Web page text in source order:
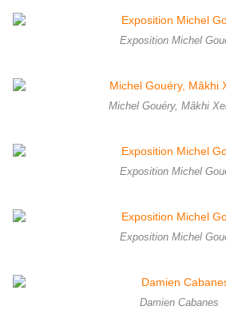
Exposition Michel
Michel Gouéry, Mâkhi
Exposition Michel
Exposition Michel
Damien Cabanes